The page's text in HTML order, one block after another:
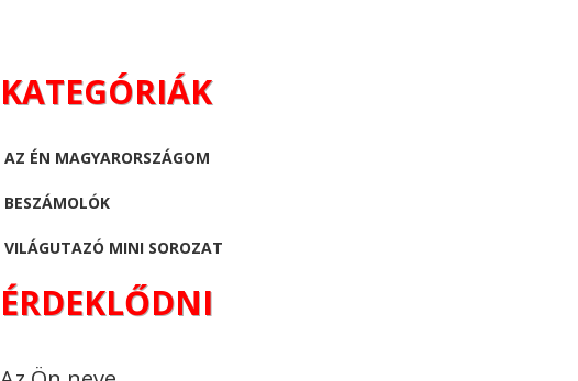
KATEGÓRIÁK
AZ ÉN MAGYARORSZÁGOM
BESZÁMOLÓK
VILÁGUTAZÓ MINI SOROZAT
ÉRDEKLŐDNI